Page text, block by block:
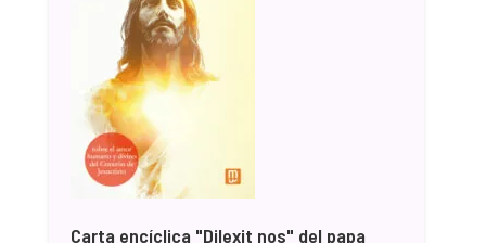
Carta encíclica "Dilexit nos" del papa